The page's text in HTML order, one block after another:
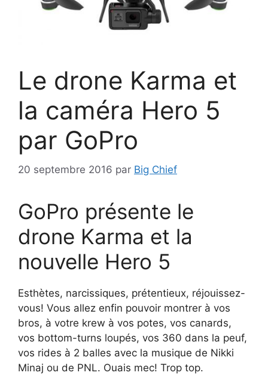
Le drone Karma et
la caméra Hero 5
par GoPro
20 septembre 2016 par Big Chief
GoPro présente le
drone Karma et la
nouvelle Hero 5
Esthètes, narcissiques, prétentieux, réjouissez-
vous! Vous allez enfin pouvoir montrer à vos
bros, à votre krew à vos potes, vos canards,
vos bottom-turns loupés, vos 360 dans la peuf,
vos rides à 2 balles avec la musique de Nikki
Minaj ou de PNL. Ouais mec! Trop top.